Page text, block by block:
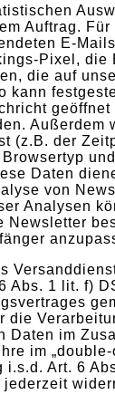
Auftrag. Für
E-
Pixel, die
die auf
kann
Außerdem
(z.B. der
Daten
von
Analysen
Newsletter
Abs. 1 lit. f)
die
Daten im
im „double-
Art. 6